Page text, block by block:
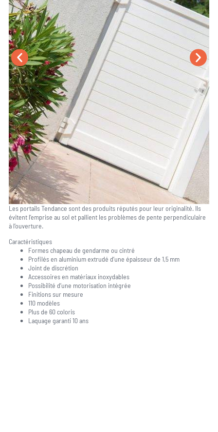
Les portails Tendance sont des produits réputés pour leur originalité. Ils
évitent l’emprise au sol et pallient les problèmes de pente perpendiculaire
à l’ouverture.
Caractéristiques
Formes chapeau de gendarme ou cintré
Profilés en aluminium extrudé d’une épaisseur de 1,5 mm
Joint de discrétion
Accessoires en matériaux inoxydables
Possibilité d’une motorisation intégrée
Finitions sur mesure
110 modèles
Plus de 60 coloris
Laquage garanti 10 ans